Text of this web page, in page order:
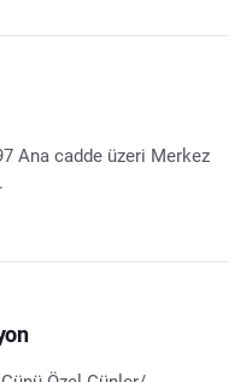
Ana cadde üzeri Merkez